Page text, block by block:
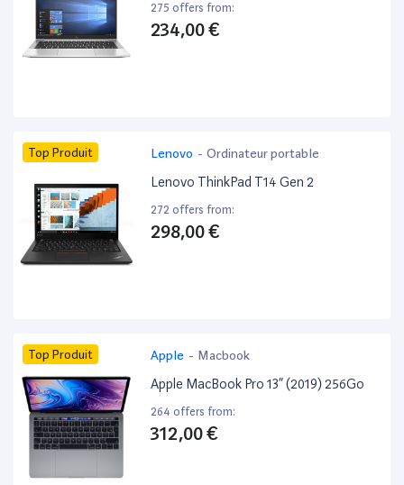
275 offers from:
234,00 €
Top Produit Lenovo - Ordinateur portable
Lenovo ThinkPad T14 Gen 2
272 offers from:
298,00 €
Top Produit Apple - Macbook
Apple MacBook Pro 13” (2019) 256Go
264 offers from:
312,00 €